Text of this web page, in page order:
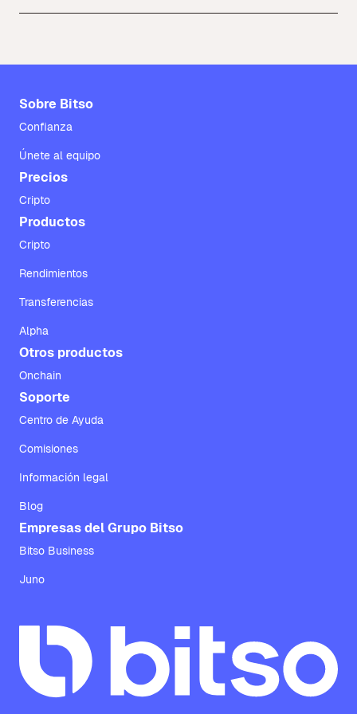
Sobre Bitso
Confianza
Únete al equipo
Precios
Cripto
Productos
Cripto
Rendimientos
Transferencias
Alpha
Otros productos
Onchain
Soporte
Centro de Ayuda
Comisiones
Información legal
Blog
Empresas del Grupo Bitso
Bitso Business
Juno